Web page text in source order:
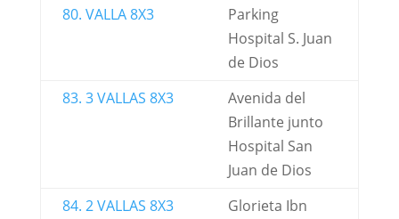
80. VALLA 8X3
Parking
Hospital S. Juan
de Dios
83. 3 VALLAS 8X3
Avenida del
Brillante junto
Hospital San
Juan de Dios
84. 2 VALLAS 8X3
Glorieta Ibn